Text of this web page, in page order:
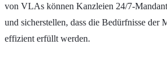
von VLAs können Kanzleien 24/7-
und sicherstellen, dass die Bedürfnisse der
effizient erfüllt werden.